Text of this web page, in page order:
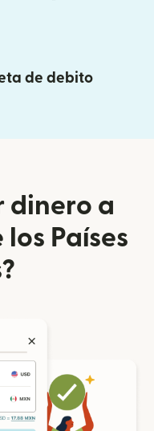
de debito
dinero a
Países